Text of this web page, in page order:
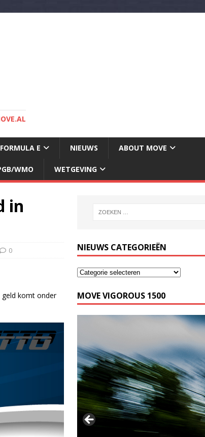
FORMULA E NIEUWS ABOUT MOVE
WMO WETGEVING
in
0
geld komt onder
NIEUWS CATEGORIEËN
MOVE VIGOROUS 1500